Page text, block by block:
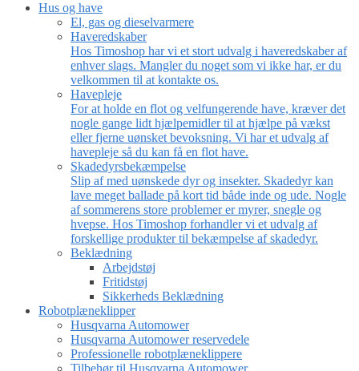
Hus og have
El, gas og dieselvarmere
Haveredskaber
Hos Timoshop har vi et stort udvalg i haveredskaber af
enhver slags. Mangler du noget som vi ikke har, er du
velkommen til at kontakte os.
Havepleje
For at holde en flot og velfungerende have, kræver det
nogle gange lidt hjælpemidler til at hjælpe på vækst
eller fjerne uønsket bevoksning. Vi har et udvalg af
havepleje så du kan få en flot have.
Skadedyrsbekæmpelse
Slip af med uønskede dyr og insekter. Skadedyr kan
lave meget ballade på kort tid både inde og ude. Nogle
af sommerens store problemer er myrer, snegle og
hvepse. Hos Timoshop forhandler vi et udvalg af
forskellige produkter til bekæmpelse af skadedyr.
Beklædning
Arbejdstøj
Fritidstøj
Sikkerheds Beklædning
Robotplæneklipper
Husqvarna Automower
Husqvarna Automower reservedele
Professionelle robotplæneklippere